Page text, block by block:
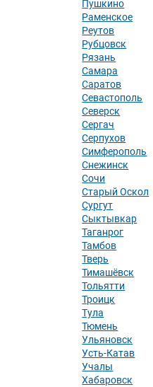
Пушкино
Раменское
Реутов
Рубцовск
Рязань
Самара
Саратов
Севастополь
Северск
Сергач
Серпухов
Симферополь
Снежинск
Сочи
Старый Оскол
Сургут
Сыктывкар
Таганрог
Тамбов
Тверь
Тимашёвск
Тольятти
Троицк
Тула
Тюмень
Ульяновск
Усть-Катав
Учалы
Хабаровск